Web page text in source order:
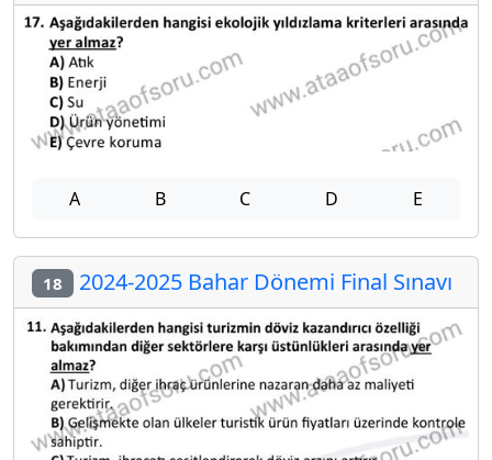
A B C D E
18 2024-2025 Bahar Dönemi Final Sınavı